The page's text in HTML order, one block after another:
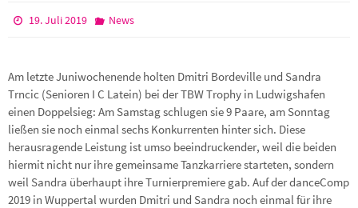
19. Juli 2019 News
Am letzte Juniwochenende holten Dmitri Bordeville und Sandra
Trncic (Senioren I C Latein) bei der TBW Trophy in Ludwigshafen
einen Doppelsieg: Am Samstag schlugen sie 9 Paare, am Sonntag
ließen sie noch einmal sechs Konkurrenten hinter sich. Diese
herausragende Leistung ist umso beeindruckender, weil die beiden
hiermit nicht nur ihre gemeinsame Tanzkarriere starteten, sondern
weil Sandra überhaupt ihre Turnierpremiere gab. Auf der danceComp
2019 in Wuppertal wurden Dmitri und Sandra noch einmal für ihre